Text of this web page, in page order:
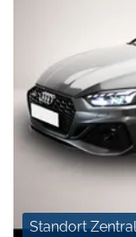
Standort